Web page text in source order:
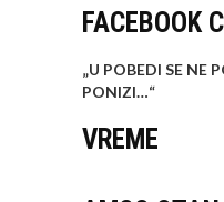
FACEBOOK
„U POBEDI SE NE
PONIZI…“
VREME